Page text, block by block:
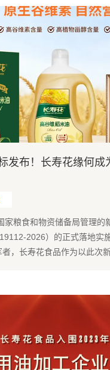
发布！长寿花缘何成
食和物资储备局管理的
2026）的正式落地实
，长寿花食品作为以此次